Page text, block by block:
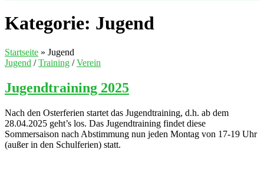
Kategorie: Jugend
Startseite » Jugend
Jugend /Training /Verein
Jugendtraining 2025
Nach den Osterferien startet das Jugendtraining, d.h. ab dem
28.04.2025 geht’s los. Das Jugendtraining findet diese
Sommersaison nach Abstimmung nun jeden Montag von 17-19 Uhr
(außer in den Schulferien) statt.